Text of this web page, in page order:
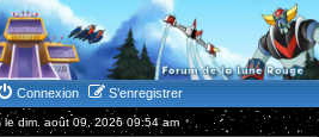
Connexion S’enregistrer
le dim. août 09, 2026 09:54 am